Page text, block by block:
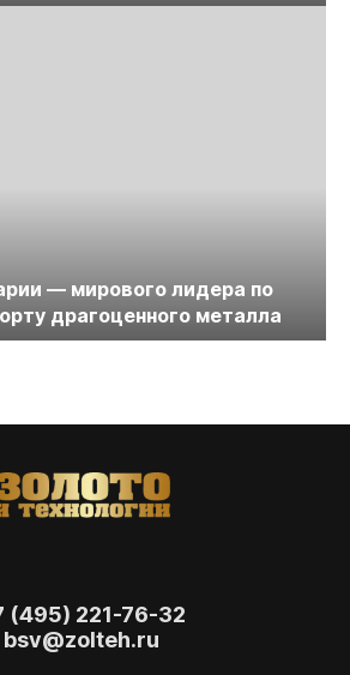
— мирового лидера по
драгоценного металла
(495) 221-76-32
bsv@zolteh.ru